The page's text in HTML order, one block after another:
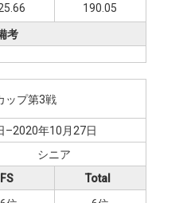
190.05
考
ップ第3戦
–2020年10月27日
シニア
FS
Total